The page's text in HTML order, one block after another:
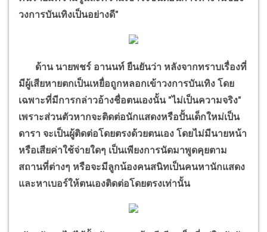
วงการบันเทิงเป็นอย่างดี"
ด้าน นายพชร์ อานนท์ ยืนยันว่า หลังจากทราบเรื่องที่
มีผู้เสียหายตกเป็นเหยื่อถูกหลอกเข้าวงการบันเทิง โดย
เฉพาะที่มีการกล่าวอ้างชื่อตนเองนั้น "ไม่เป็นความจริง"
เพราะส่วนตัวหากจะติดต่อนักแสดงหรือปั้นเด็กใหม่เป็น
ดารา จะเป็นผู้ติดต่อโดยตรงด้วยตนเอง โดยไม่มีนายหน้า
หรือเสียค่าใช้จ่ายใดๆ เป็นเพียงการนัดมาพูดคุยตาม
สถานที่ต่างๆ หรือจะมีลูกน้องคนสนิทเป็นคนหานักแสดง
และหาเบอร์ให้ตนเองติดต่อโดยตรงเท่านั้น